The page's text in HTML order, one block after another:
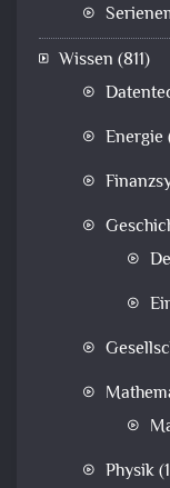
Wissen (811)
Energie
Physik